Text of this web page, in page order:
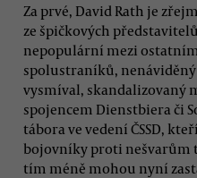
Za prvé, David Rath je
ze špičkových
nepopulární mezi
spolustraníků,
vysmíval, skandalizovaný
spojencem Dienstbiera či
tábora ve vedení ČSSD,
bojovníky proti nešvarům
tím méně mohou nyní